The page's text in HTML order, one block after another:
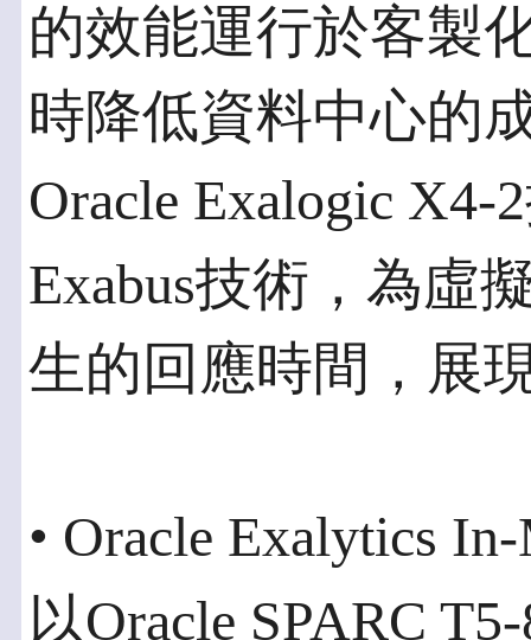
的效能運行於客製
時降低資料中心的
Oracle Exalogic
Exabus技術，為虛
生的回應時間，展
• Oracle Exalytics
以Oracle SPARC